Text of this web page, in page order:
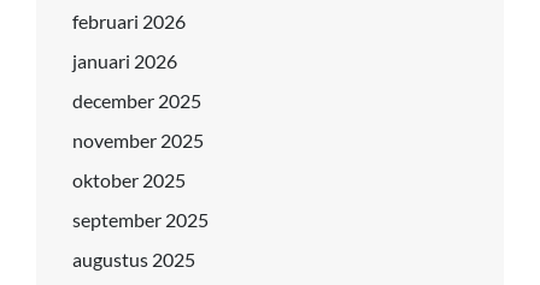
februari 2026
januari 2026
december 2025
november 2025
oktober 2025
september 2025
augustus 2025